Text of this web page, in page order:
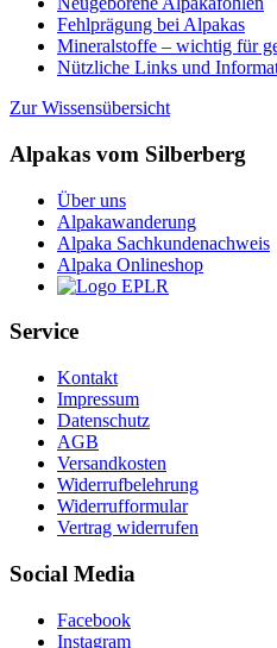
Fehlprägung bei Alpakas
Mineralstoffe – wichtig für
Nützliche Links und
Zur Wissensübersicht
Alpakas vom Silberberg
Über uns
Alpakawanderung
Alpaka Sachkundenachweis
Alpaka Onlineshop
Service
Kontakt
Impressum
Datenschutz
AGB
Versandkosten
Widerrufbelehrung
Widerrufformular
Vertrag widerrufen
Social Media
Facebook
Instagram